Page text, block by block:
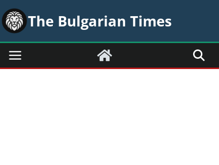
Skip
to
content
The Bulgarian Times